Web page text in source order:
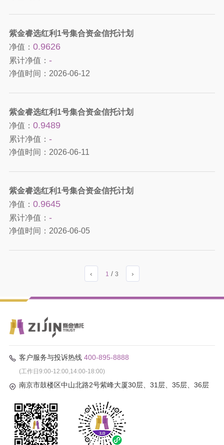
紫金睿选红利1号集合资金信托计划
净值： 0.9626
累计净值： -
净值时间： 2026-06-12
紫金睿选红利1号集合资金信托计划
净值： 0.9489
累计净值： -
净值时间： 2026-06-11
紫金睿选红利1号集合资金信托计划
净值： 0.9645
累计净值： -
净值时间： 2026-06-05
‹ 1 / 3 ›
客户服务与投诉热线 400-895-8888
(工作日9:00-12:00,14:00-18:00)
南京市鼓楼区中山北路2号紫峰大厦30层、31层、35层、36层